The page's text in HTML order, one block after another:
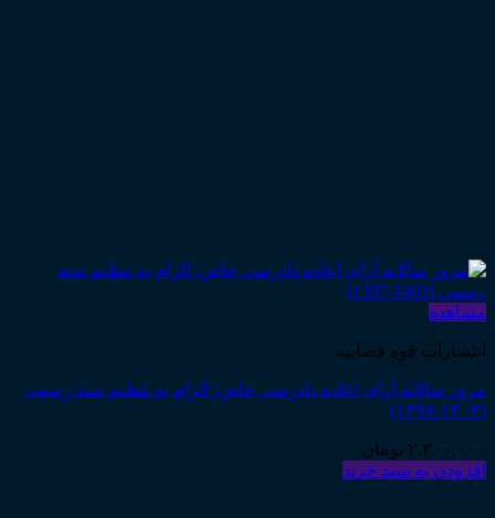
مشاهده
انتشارات قوه قضاییه
مرور سالانه آرای اعاده دادرسی خاص: الزام به تنظیم سند رسمی
(۱۴۰۳-۱۳۹۷)
۲,۳۰۰,۰۰۰ تومان
افزودن به سبد خرید